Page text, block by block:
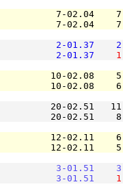
7-02.04
7-02.04
2-01.37
2-01.37
10-02.08
10-02.08
20-02.51
20-02.51
12-02.11
12-02.11
3-01.51
3-01.51